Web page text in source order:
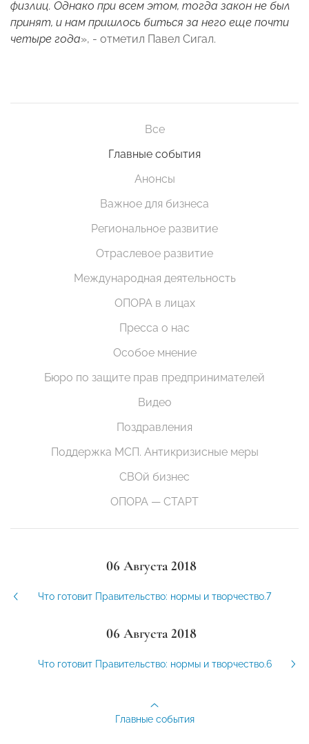
физлиц. Однако при всем этом, тогда закон не был
принят, и нам пришлось биться за него еще почти
четыре года», - отметил Павел Сигал.
Все
Главные события
Анонсы
Важное для бизнеса
Региональное развитие
Отраслевое развитие
Международная деятельность
ОПОРА в лицах
Пресса о нас
Особое мнение
Бюро по защите прав предпринимателей
Видео
Поздравления
Поддержка МСП. Антикризисные меры
СВОй бизнес
ОПОРА — СТАРТ
06 Августа 2018
Что готовит Правительство: нормы и творчество.7
06 Августа 2018
Что готовит Правительство: нормы и творчество.6
Главные события